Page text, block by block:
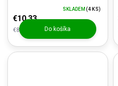
€8,54 bez DPH
€10,33
SKLADEM (4 KS)
Do košíka